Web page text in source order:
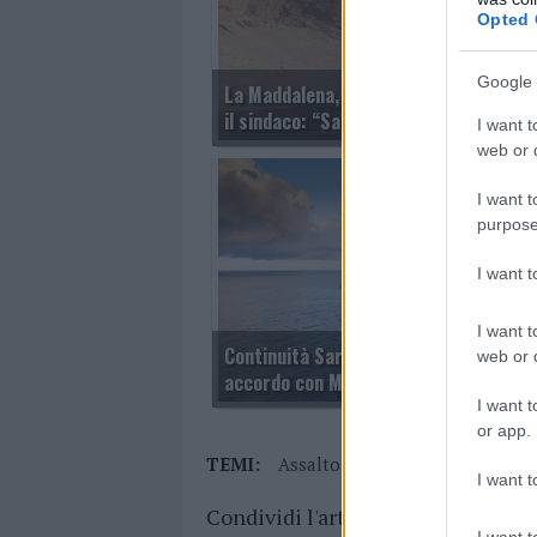
Opted
Google
I want
web or
I want
I want
I want
web or
I want
or app.
I want
La Maddalena, nuovo parco giochi a
il sindaco: “Sarà un progetto
Continuità Sardegna-Corsica
accordo con Moby e una corsa in più
TEMI: Assalto Cala Coticcio
Condividi l'articolo